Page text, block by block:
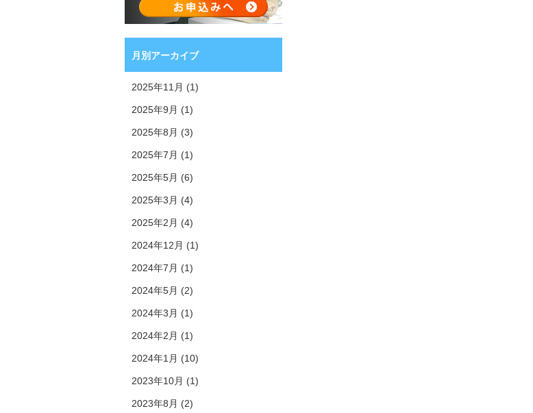
月別アーカイブ
2025年11月 (1)
2025年9月 (1)
2025年8月 (3)
2025年7月 (1)
2025年5月 (6)
2025年3月 (4)
2025年2月 (4)
2024年12月 (1)
2024年7月 (1)
2024年5月 (2)
2024年3月 (1)
2024年2月 (1)
2024年1月 (10)
2023年10月 (1)
2023年8月 (2)